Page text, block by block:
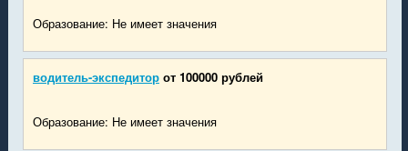
Образование: Не имеет значения
водитель-экспедитор от 100000 рублей
Образование: Не имеет значения